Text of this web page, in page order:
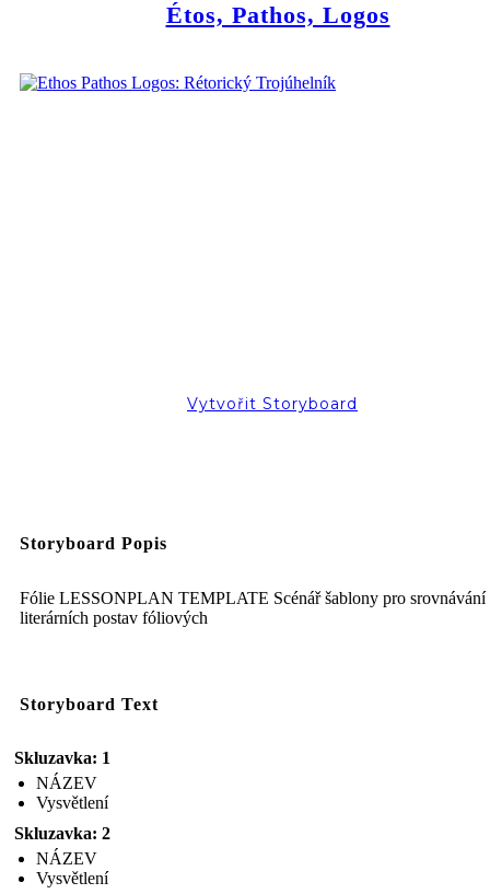
Étos, Pathos, Logos
Vytvořit Storyboard
Storyboard Popis
Fólie LESSONPLAN TEMPLATE Scénář šablony pro srovnávání
literárních postav fóliových
Storyboard Text
Skluzavka: 1
NÁZEV
Vysvětlení
Skluzavka: 2
NÁZEV
Vysvětlení